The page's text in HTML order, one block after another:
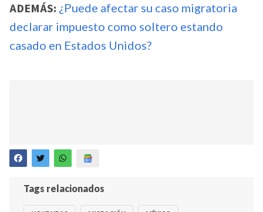
ADEMÁS: ¿Puede afectar su caso migratoria
declarar impuesto como soltero estando
casado en Estados Unidos?
Tags relacionados